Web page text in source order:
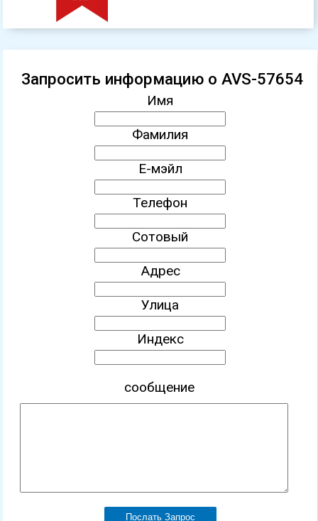
Запросить информацию о AVS-57654
Имя
Фамилия
Е-мэйл
Телефон
Сотовый
Адрес
Улица
Индекс
сообщение
Послать Запрос